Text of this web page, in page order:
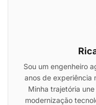
Sou um engenheiro
anos de experiência
Minha trajetória
modernização